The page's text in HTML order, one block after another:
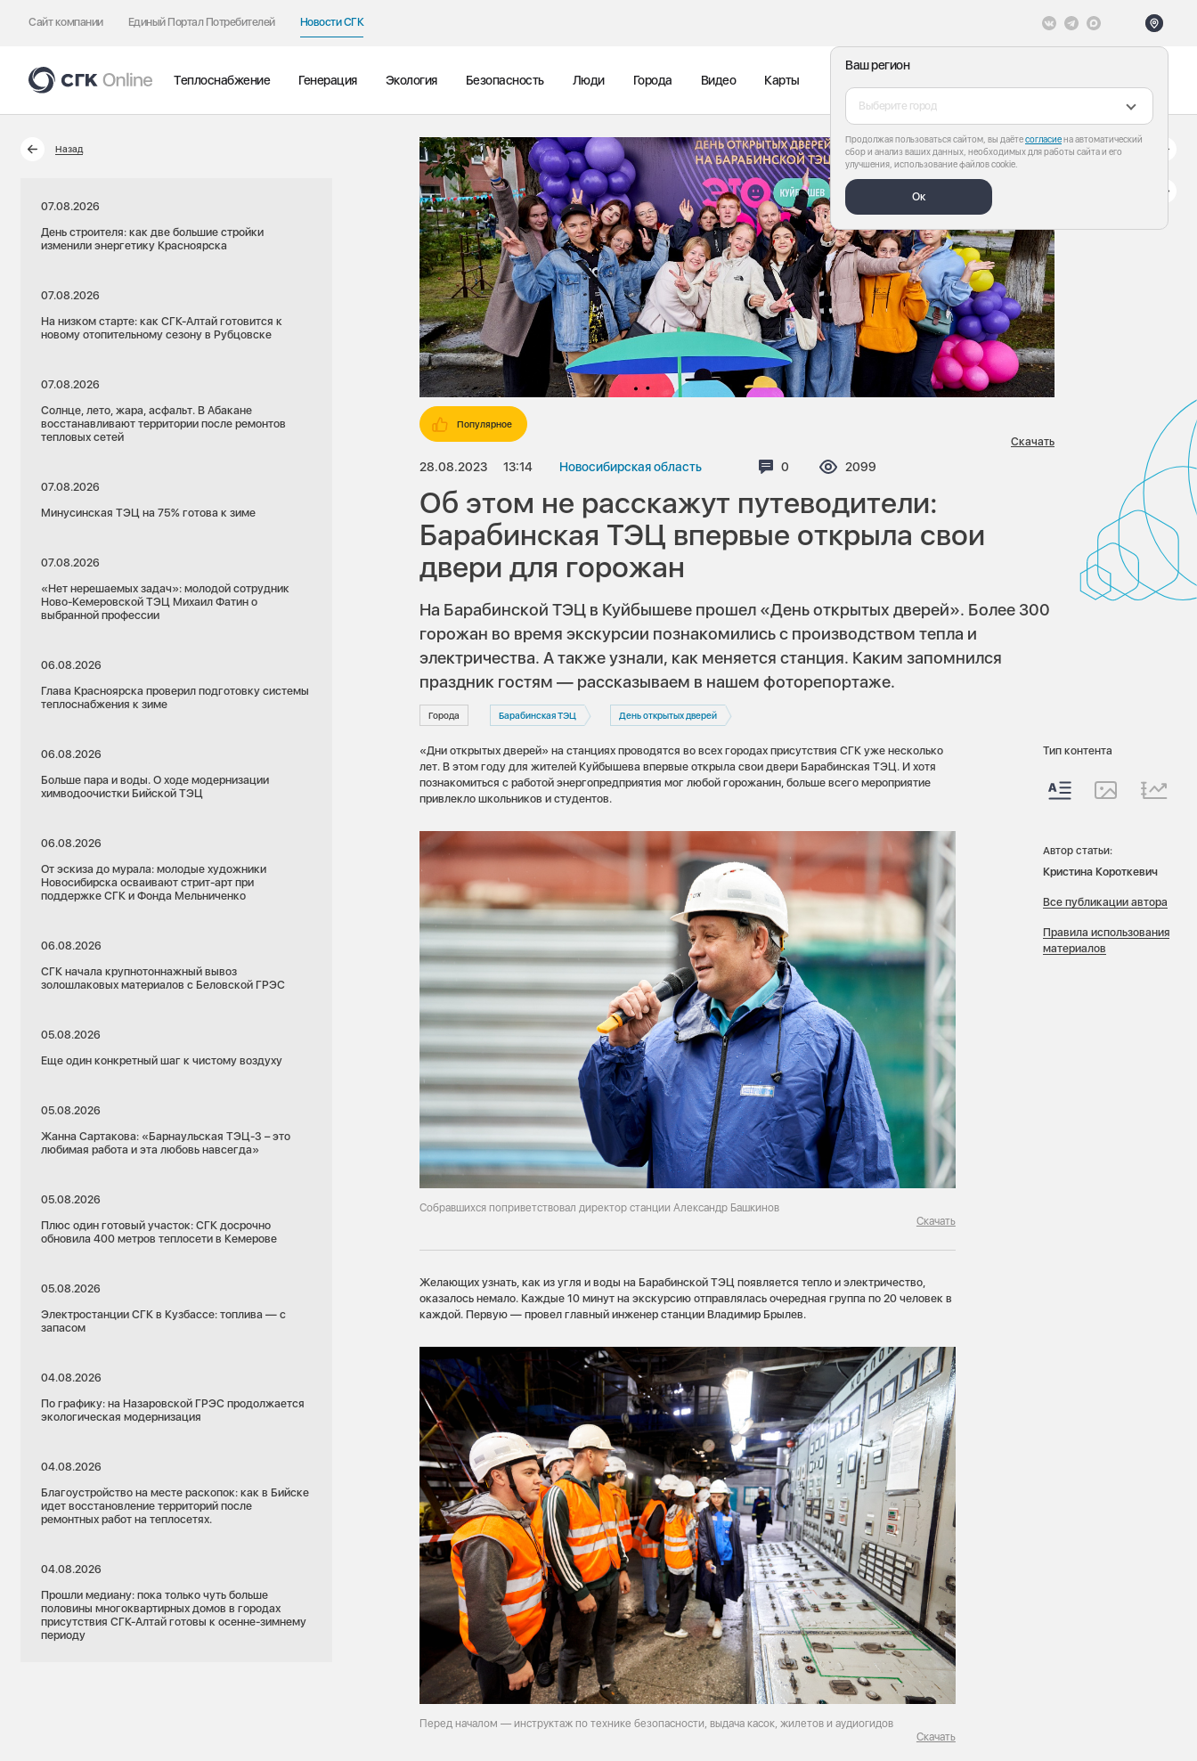
Сайт компании Единый Портал Потребителей Новости СГК
Ваш регион
Выберите город
Продолжая пользоваться сайтом, вы даётесогласиена автоматический
сбор и анализ ваших данных, необходимых для работы сайта и его
улучшения, использование файлов cookie.
Ок
Теплоснабжение Генерация Экология Безопасность Люди Города Видео Карты
Назад
07.08.2026
День строителя: как две большие стройки
изменили энергетику Красноярска
07.08.2026
На низком старте: как СГК-Алтай готовится к
новому отопительному сезону в Рубцовске
07.08.2026
Солнце, лето, жара, асфальт. В Абакане
восстанавливают территории после ремонтов
тепловых сетей
07.08.2026
Минусинская ТЭЦ на 75% готова к зиме
07.08.2026
«Нет нерешаемых задач»: молодой сотрудник
Ново-Кемеровской ТЭЦ Михаил Фатин о
выбранной профессии
06.08.2026
Глава Красноярска проверил подготовку системы
теплоснабжения к зиме
06.08.2026
Больше пара и воды. О ходе модернизации
химводоочистки Бийской ТЭЦ
06.08.2026
От эскиза до мурала: молодые художники
Новосибирска осваивают стрит-арт при
поддержке СГК и Фонда Мельниченко
06.08.2026
СГК начала крупнотоннажный вывоз
золошлаковых материалов с Беловской ГРЭС
05.08.2026
Еще один конкретный шаг к чистому воздуху
05.08.2026
Жанна Сартакова: «Барнаульская ТЭЦ-3 – это
любимая работа и эта любовь навсегда»
05.08.2026
Плюс один готовый участок: СГК досрочно
обновила 400 метров теплосети в Кемерове
05.08.2026
Электростанции СГК в Кузбассе: топлива — с
запасом
04.08.2026
По графику: на Назаровской ГРЭС продолжается
экологическая модернизация
04.08.2026
Благоустройство на месте раскопок: как в Бийске
идет восстановление территорий после
ремонтных работ на теплосетях.
04.08.2026
Прошли медиану: пока только чуть больше
половины многоквартирных домов в городах
присутствия СГК-Алтай готовы к осенне-зимнему
периоду
Популярное
28.08.2023 13:14 Новосибирская область Комментариев:
0 Просмотров:
2099
Скачать
Об этом не расскажут путеводители:
Барабинская ТЭЦ впервые открыла свои
двери для горожан
На Барабинской ТЭЦ в Куйбышеве прошел «День открытых дверей». Более 300
горожан во время экскурсии познакомились с производством тепла и
электричества. А также узнали, как меняется станция. Каким запомнился
праздник гостям — рассказываем в нашем фоторепортаже.
Города Барабинская ТЭЦ День открытых дверей
«Дни открытых дверей» на станциях проводятся во всех городах присутствия СГК уже несколько
лет. В этом году для жителей Куйбышева впервые открыла свои двери Барабинская ТЭЦ. И хотя
познакомиться с работой энергопредприятия мог любой горожанин, больше всего мероприятие
привлекло школьников и студентов.
Собравшихся поприветствовал директор станции Александр Башкинов
Скачать
Желающих узнать, как из угля и воды на Барабинской ТЭЦ появляется тепло и электричество,
оказалось немало. Каждые 10 минут на экскурсию отправлялась очередная группа по 20 человек в
каждой. Первую — провел главный инженер станции Владимир Брылев.
Перед началом — инструктаж по технике безопасности, выдача касок, жилетов и аудиогидов
Скачать
Тип контента
Автор статьи:
Кристина Короткевич
Все публикации автора
Правила использования
материалов